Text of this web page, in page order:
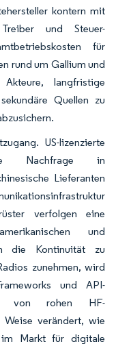
kontern mit
Treiber und Steuer-
für
rund um Gallium und
langfristige
Quellen zu
US-lizenzierte
Nachfrage in
Lieferanten
verfolgen eine
und
die Kontinuität zu
zunehmen, wird
und API-
von rohen HF-
Weise verändert, wie
im Markt für digitale